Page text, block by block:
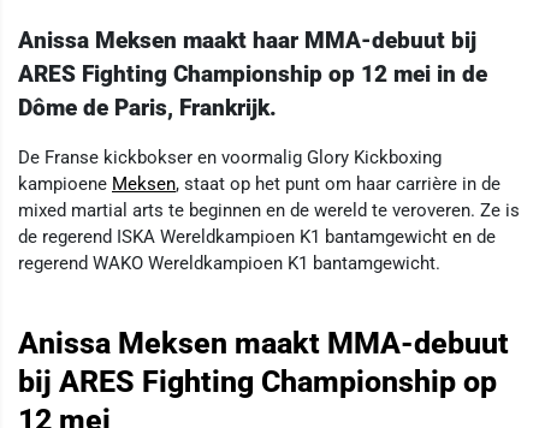
Anissa Meksen maakt haar MMA-debuut bij
ARES Fighting Championship op 12 mei in de
Dôme de Paris, Frankrijk.
De Franse kickbokser en voormalig Glory Kickboxing
kampioene Meksen, staat op het punt om haar carrière in de
mixed martial arts te beginnen en de wereld te veroveren. Ze is
de regerend ISKA Wereldkampioen K1 bantamgewicht en de
regerend WAKO Wereldkampioen K1 bantamgewicht.
Anissa Meksen maakt MMA-debuut
bij ARES Fighting Championship op
12 mei